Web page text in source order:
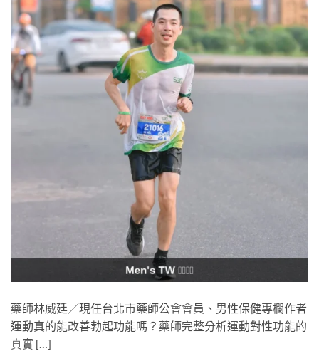
藥師林威廷／現任台北市藥師公會會員、男性保健專欄作者
運動真的能改善勃起功能嗎？藥師完整分析運動對性功能的
真實 […]